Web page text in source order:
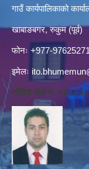
गाउँ कार्यपालिकाको
खाबाङबगर, रुकुम (पूर्व)
फोनः +977-
इमेलः
नोटिस बोर्ड नं.